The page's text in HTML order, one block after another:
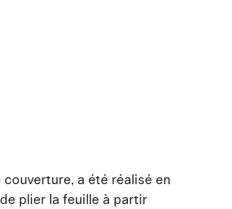
a été réalisé en
plier la feuille à partir